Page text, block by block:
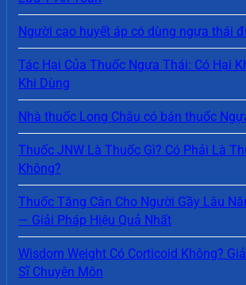
Người cao huyết áp có dùng ngựa thái
Tác Hại Của Thuốc Ngựa Thái: Có Hại
Khi Dùng
Nhà thuốc Long Châu có bán thuốc
Thuốc JNW Là Thuốc Gì? Có Phải Là
Không?
Thuốc Tăng Cân Cho Người Gầy Lâu
— Giải Pháp Hiệu Quả Nhất
Wisdom Weight Có Corticoid Không?
Sĩ Chuyên Môn